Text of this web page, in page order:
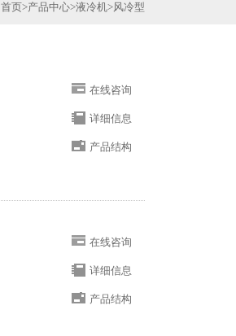
首页>产品中心>液冷机>风冷型
在线咨询
详细信息
产品结构
在线咨询
详细信息
产品结构